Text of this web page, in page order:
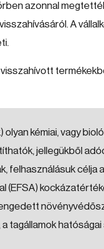
azonnal
A
visszahívott
kémiai, vagy
jellegükből
felhasználásuk célja
(EFSA)
tagállamok